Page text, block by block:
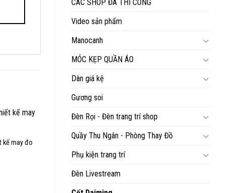
CÁC SHOP ĐÃ THI CÔNG
Video sản phẩm
Manocanh
MÓC KẸP QUẦN ÁO
Dàn giá kệ
Gương soi
Đèn Rọi - Đèn trang trí shop
Quầy Thu Ngân - Phòng Thay Đồ
Phụ kiện trang trí
Đèn Livestream
may đo